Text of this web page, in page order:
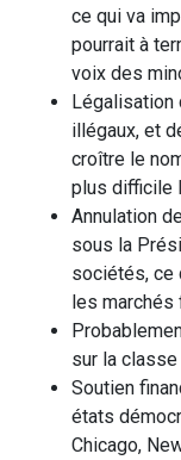
ce qui va
pourrait à
voix des
Légalisation
illégaux, et
croître le
plus difficile
Annulation
sous la
sociétés, ce
les marchés
sur la
Soutien
états
Chicago,